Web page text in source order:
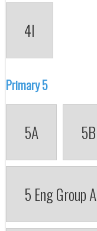
4I
Primary 5
5A 5B
5 Eng Group A